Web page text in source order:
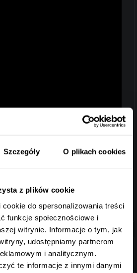
Szczegóły O plikach cookies
z plików cookie
do spersonalizowania treści
funkcje społecznościowe i
witrynie. Informacje o tym, jak
udostępniamy partnerom
i analitycznym.
te informacje z innymi danymi